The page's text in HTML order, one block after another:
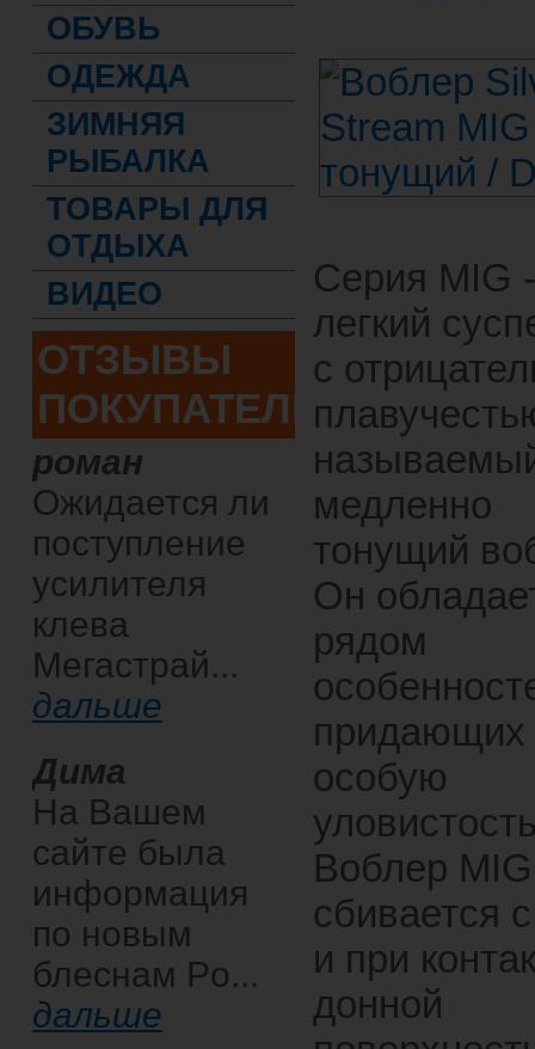
ОБУВЬ
ОДЕЖДА
ЗИМНЯЯ
РЫБАЛКА
ТОВАРЫ ДЛЯ
ОТДЫХА
ВИДЕО
ОТЗЫВЫ
ПОКУПАТЕЛЕЙ
роман
Ожидается ли
поступление
усилителя
клева
Мегастрай...
дальше
Дима
На Вашем
сайте была
информация
по новым
блеснам Po...
дальше
Серия MIG -
легкий
с
медленно
тонущий
Он
рядом
придающих
особую
Воблер
сбивается
и при
донной